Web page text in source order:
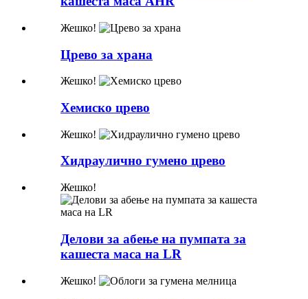
Жешко!
Црево за храна
Жешко!
Хемиско црево
Жешко!
Хидраулично гумено црево
Жешко!
Делови за абење на пумпата за
кашеста маса на LR
Жешко!